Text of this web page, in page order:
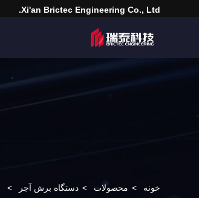
Xi'an Brictec Engineering Co., Ltd.
خونه > محصولات > دستگاه برش آجر >